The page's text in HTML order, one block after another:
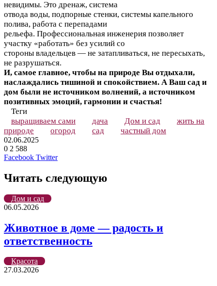
невидимы. Это дренаж, система
отвода воды, подпорные стенки, системы капельного
полива, работа с перепадами
рельефа. Профессиональная инженерия позволяет
участку «работать» без усилий со
стороны владельцев — не затапливаться, не пересыхать,
не разрушаться.
И, самое главное, чтобы на природе Вы отдыхали,
наслаждались тишиной и спокойствием. А Ваш сад и
дом были не источником волнений, а источником
позитивных эмоций, гармонии и счастья!
Теги
выращиваем сами
дача Дом и сад
жить на
природе
огород сад частный дом
02.06.2025
0 2 588
Facebook TwitterLinkedIn
Tumblr
Reddit
Вконтакте
Одноклассники
Skype
Messenger
Messenger
WhatsApp
Telegram
Viber
Line
Поделиться
почту
Печатать
Читать следующую
Дом и сад
06.05.2026
Животное в доме — радость и
ответственность
Красота
27.03.2026